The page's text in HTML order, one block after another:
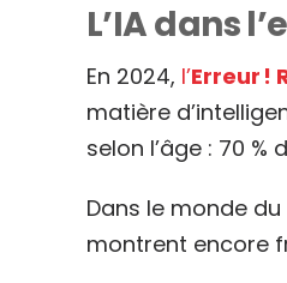
L’IA dans
En 2024, l’Erreur !
matière
selon l’âge : 70 %
Dans le monde
montrent encore